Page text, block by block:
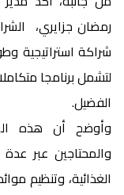
رمضان جزايري،
شراكة استراتيجية
لتشمل برنامجا
الفضيل.
وأوضح أن هذه
والمحتاجين عبر عدة
الغذائية، وتنظيم